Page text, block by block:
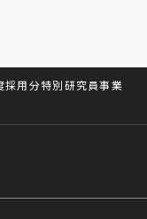
採用分特別研究員事業